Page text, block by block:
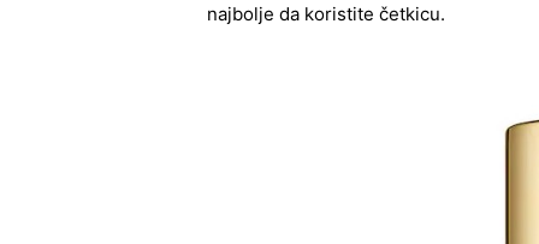
najbolje da koristite četkicu.